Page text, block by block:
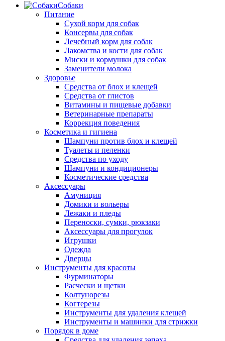
Собаки
Питание
Сухой корм для собак
Консервы для собак
Лечебный корм для собак
Лакомства и кости для собак
Миски и кормушки для собак
Заменители молока
Здоровье
Средства от блох и клещей
Средства от глистов
Витамины и пищевые добавки
Ветеринарные препараты
Коррекция поведения
Косметика и гигиена
Шампуни против блох и клещей
Туалеты и пеленки
Средства по уходу
Шампуни и кондиционеры
Косметические средства
Аксессуары
Амуниция
Домики и вольеры
Лежаки и пледы
Переноски, сумки, рюкзаки
Аксессуары для прогулок
Игрушки
Одежда
Дверцы
Инструменты для красоты
Фурминаторы
Расчески и щетки
Колтунорезы
Когтерезы
Инструменты для удаления клещей
Инструменты и машинки для стрижки
Порядок в доме